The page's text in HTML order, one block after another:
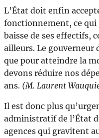
L’État doit enfin
fonctionnement, ce qui
baisse de ses effectifs,
ailleurs. Le gouverneur
que pour atteindre la
devons réduire nos
ans. (M. Laurent
Il est donc plus
administratif de l’État
agences qui gravitent